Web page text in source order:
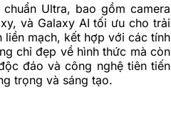
Ultra, bao gồm camera
và Galaxy AI tối ưu cho trải
liền mạch, kết hợp với các tính
chỉ đẹp về hình thức mà còn
đáo và công nghệ tiên tiến
trọng và sáng tạo.